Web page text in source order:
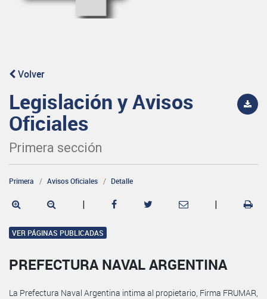
Volver
Legislación y Avisos
Oficiales
Primera sección
Primera Avisos Oficiales Detalle
| |
VER PÁGINAS PUBLICADAS
PREFECTURA NAVAL ARGENTINA
La Prefectura Naval Argentina intima al propietario, Firma FRUMAR,